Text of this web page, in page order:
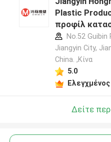
Plastic
προφίλ
No.52 Guibin
Jiangyin City,
China. ,Κίνα
5.0
Δείτε